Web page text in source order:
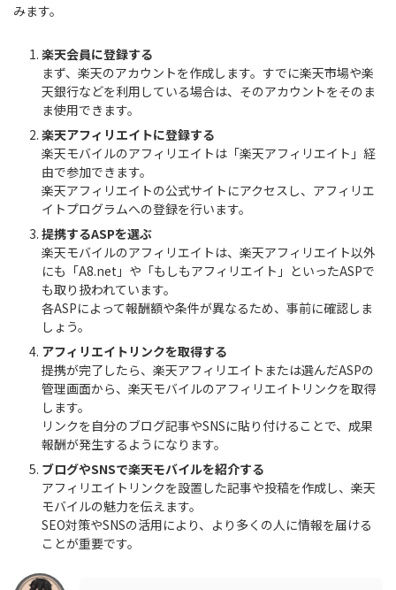
みます。
楽天会員に登録する
まず、楽天のアカウントを作成します。すでに楽天市場や楽
天銀行などを利用している場合は、そのアカウントをそのま
ま使用できます。
楽天アフィリエイトに登録する
楽天モバイルのアフィリエイトは「楽天アフィリエイト」経
由で参加できます。
楽天アフィリエイトの公式サイトにアクセスし、アフィリエ
イトプログラムへの登録を行います。
提携するASPを選ぶ
楽天モバイルのアフィリエイトは、楽天アフィリエイト以外
にも「A8.net」や「もしもアフィリエイト」といったASPで
も取り扱われています。
各ASPによって報酬額や条件が異なるため、事前に確認しま
しょう。
アフィリエイトリンクを取得する
提携が完了したら、楽天アフィリエイトまたは選んだASPの
管理画面から、楽天モバイルのアフィリエイトリンクを取得
します。
リンクを自分のブログ記事やSNSに貼り付けることで、成果
報酬が発生するようになります。
ブログやSNSで楽天モバイルを紹介する
アフィリエイトリンクを設置した記事や投稿を作成し、楽天
モバイルの魅力を伝えます。
SEO対策やSNSの活用により、より多くの人に情報を届ける
ことが重要です。